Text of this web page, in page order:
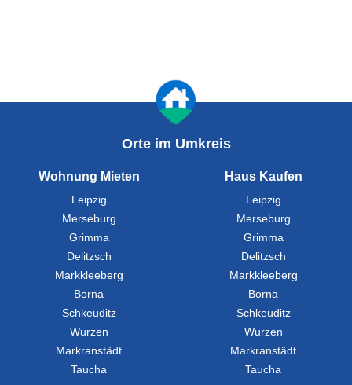
Orte im Umkreis
Wohnung Mieten
Leipzig
Merseburg
Grimma
Delitzsch
Markkleeberg
Borna
Schkeuditz
Wurzen
Markranstädt
Taucha
Haus Kaufen
Leipzig
Merseburg
Grimma
Delitzsch
Markkleeberg
Borna
Schkeuditz
Wurzen
Markranstädt
Taucha